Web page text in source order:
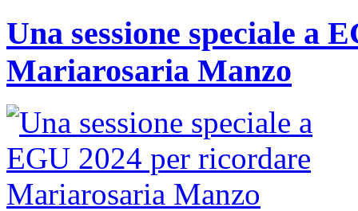
Una sessione speciale a
Mariarosaria Manzo